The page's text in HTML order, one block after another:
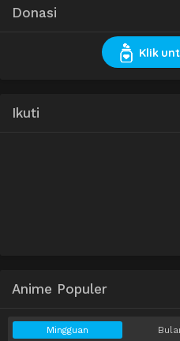
Donasi
Klik
Ikuti
Anime Populer
Mingguan